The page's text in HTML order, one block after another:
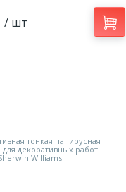
/ шт